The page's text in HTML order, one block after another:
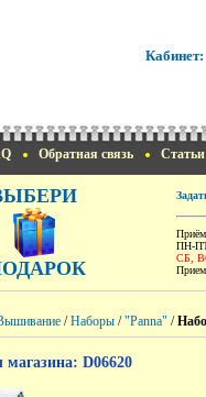
Кабинет:
Обратная связь Статьи
Приём
ПН-
СБ,
Прием
/Наборы /"Panna" /
магазина: D06620